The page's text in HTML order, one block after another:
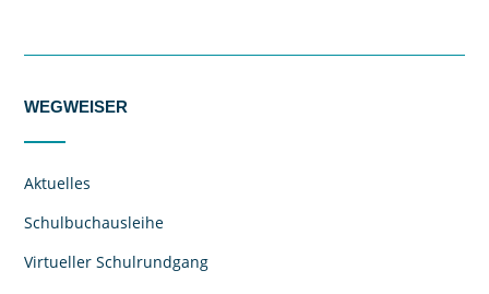
WEGWEISER
Aktuelles
Schulbuchausleihe
Virtueller Schulrundgang